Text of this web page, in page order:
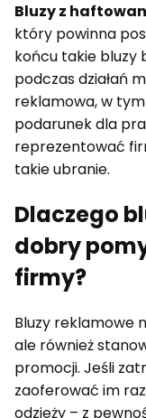
Bluzy z
który powinna
końcu takie bluzy
podczas działań
reklamowa, w
podarunek dla
reprezentować
takie ubranie.
Dlaczego
dobry
firmy?
Bluzy reklamowe
ale również
promocji. Jeśli
zaoferować im
odzieży – z